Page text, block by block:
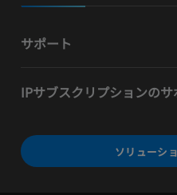
サポート
IPサブスクリプションのサ
ソリューシ